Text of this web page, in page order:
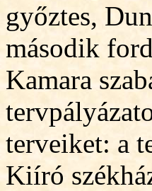
győztes,
második
Kamara
terveiket: a
Kiíró